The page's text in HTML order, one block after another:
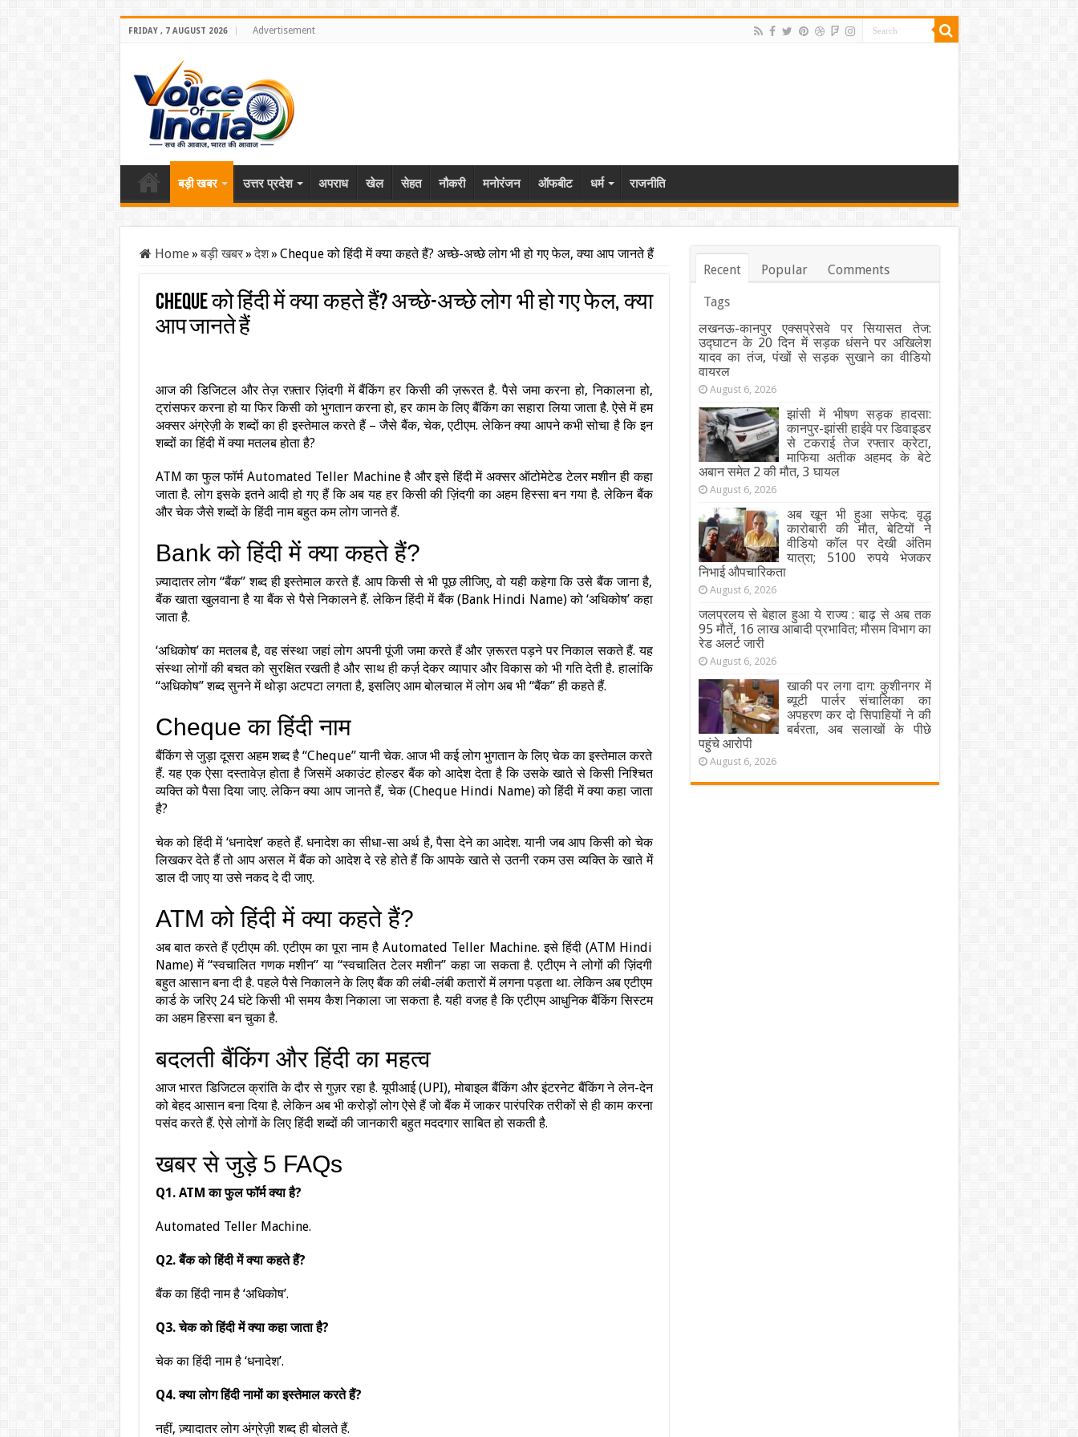
FRIDAY , 7 AUGUST 2026 Advertisement
बड़ी खबर उत्तर प्रदेश अपराध खेल सेहत नौकरी मनोरंजन ऑफबीट धर्म राजनीति
Home»बड़ी खबर»देश» Cheque को हिंदी में क्या कहते हैं? अच्छे-अच्छे लोग भी हो गए फेल, क्या आप जानते हैं
Cheque को हिंदी में क्या कहते हैं? अच्छे-अच्छे लोग भी हो गए फेल, क्या
आप जानते हैं
आज की डिजिटल और तेज़ रफ़्तार ज़िंदगी में बैंकिंग हर किसी की ज़रूरत है. पैसे जमा करना हो, निकालना हो,
ट्रांसफर करना हो या फिर किसी को भुगतान करना हो, हर काम के लिए बैंकिंग का सहारा लिया जाता है. ऐसे में हम
अक्सर अंग्रेज़ी के शब्दों का ही इस्तेमाल करते हैं – जैसे बैंक, चेक, एटीएम. लेकिन क्या आपने कभी सोचा है कि इन
शब्दों का हिंदी में क्या मतलब होता है?
ATM का फुल फॉर्म Automated Teller Machine है और इसे हिंदी में अक्सर ऑटोमेटेड टेलर मशीन ही कहा
जाता है. लोग इसके इतने आदी हो गए हैं कि अब यह हर किसी की ज़िंदगी का अहम हिस्सा बन गया है. लेकिन बैंक
और चेक जैसे शब्दों के हिंदी नाम बहुत कम लोग जानते हैं.
Bank को हिंदी में क्या कहते हैं?
ज़्यादातर लोग “बैंक” शब्द ही इस्तेमाल करते हैं. आप किसी से भी पूछ लीजिए, वो यही कहेगा कि उसे बैंक जाना है,
बैंक खाता खुलवाना है या बैंक से पैसे निकालने हैं. लेकिन हिंदी में बैंक (Bank Hindi Name) को ‘अधिकोष’ कहा
जाता है.
‘अधिकोष’ का मतलब है, वह संस्था जहां लोग अपनी पूंजी जमा करते हैं और ज़रूरत पड़ने पर निकाल सकते हैं. यह
संस्था लोगों की बचत को सुरक्षित रखती है और साथ ही कर्ज़ देकर व्यापार और विकास को भी गति देती है. हालांकि
“अधिकोष” शब्द सुनने में थोड़ा अटपटा लगता है, इसलिए आम बोलचाल में लोग अब भी “बैंक” ही कहते हैं.
Cheque का हिंदी नाम
बैंकिंग से जुड़ा दूसरा अहम शब्द है “Cheque” यानी चेक. आज भी कई लोग भुगतान के लिए चेक का इस्तेमाल करते
हैं. यह एक ऐसा दस्तावेज़ होता है जिसमें अकाउंट होल्डर बैंक को आदेश देता है कि उसके खाते से किसी निश्चित
व्यक्ति को पैसा दिया जाए. लेकिन क्या आप जानते हैं, चेक (Cheque Hindi Name) को हिंदी में क्या कहा जाता
है?
चेक को हिंदी में ‘धनादेश’ कहते हैं. धनादेश का सीधा-सा अर्थ है, पैसा देने का आदेश. यानी जब आप किसी को चेक
लिखकर देते हैं तो आप असल में बैंक को आदेश दे रहे होते हैं कि आपके खाते से उतनी रकम उस व्यक्ति के खाते में
डाल दी जाए या उसे नकद दे दी जाए.
ATM को हिंदी में क्या कहते हैं?
अब बात करते हैं एटीएम की. एटीएम का पूरा नाम है Automated Teller Machine. इसे हिंदी (ATM Hindi
Name) में “स्वचालित गणक मशीन” या “स्वचालित टेलर मशीन” कहा जा सकता है. एटीएम ने लोगों की ज़िंदगी
बहुत आसान बना दी है. पहले पैसे निकालने के लिए बैंक की लंबी-लंबी कतारों में लगना पड़ता था. लेकिन अब एटीएम
कार्ड के जरिए 24 घंटे किसी भी समय कैश निकाला जा सकता है. यही वजह है कि एटीएम आधुनिक बैंकिंग सिस्टम
का अहम हिस्सा बन चुका है.
बदलती बैंकिंग और हिंदी का महत्व
आज भारत डिजिटल क्रांति के दौर से गुज़र रहा है. यूपीआई (UPI), मोबाइल बैंकिंग और इंटरनेट बैंकिंग ने लेन-देन
को बेहद आसान बना दिया है. लेकिन अब भी करोड़ों लोग ऐसे हैं जो बैंक में जाकर पारंपरिक तरीकों से ही काम करना
पसंद करते हैं. ऐसे लोगों के लिए हिंदी शब्दों की जानकारी बहुत मददगार साबित हो सकती है.
खबर से जुड़े 5 FAQs
Q1. ATM का फुल फॉर्म क्या है?
Automated Teller Machine.
Q2. बैंक को हिंदी में क्या कहते हैं?
बैंक का हिंदी नाम है ‘अधिकोष’.
Q3. चेक को हिंदी में क्या कहा जाता है?
चेक का हिंदी नाम है ‘धनादेश’.
Q4. क्या लोग हिंदी नामों का इस्तेमाल करते हैं?
नहीं, ज़्यादातर लोग अंग्रेज़ी शब्द ही बोलते हैं.
Recent Popular Comments
Tags
लखनऊ-कानपुर एक्सप्रेसवे पर सियासत तेज:
उद्घाटन के 20 दिन में सड़क धंसने पर अखिलेश
यादव का तंज, पंखों से सड़क सुखाने का वीडियो
वायरल
August 6, 2026
झांसी में भीषण सड़क हादसा:
कानपुर-झांसी हाईवे पर डिवाइडर
से टकराई तेज रफ्तार क्रेटा,
माफिया अतीक अहमद के बेटे
अबान समेत 2 की मौत, 3 घायल
August 6, 2026
अब खून भी हुआ सफेद: वृद्ध
कारोबारी की मौत, बेटियों ने
वीडियो कॉल पर देखी अंतिम
यात्रा; 5100 रुपये भेजकर
निभाई औपचारिकता
August 6, 2026
जलप्रलय से बेहाल हुआ ये राज्य : बाढ़ से अब तक
95 मौतें, 16 लाख आबादी प्रभावित; मौसम विभाग का
रेड अलर्ट जारी
August 6, 2026
खाकी पर लगा दाग: कुशीनगर में
ब्यूटी पार्लर संचालिका का
अपहरण कर दो सिपाहियों ने की
बर्बरता, अब सलाखों के पीछे
पहुंचे आरोपी
August 6, 2026